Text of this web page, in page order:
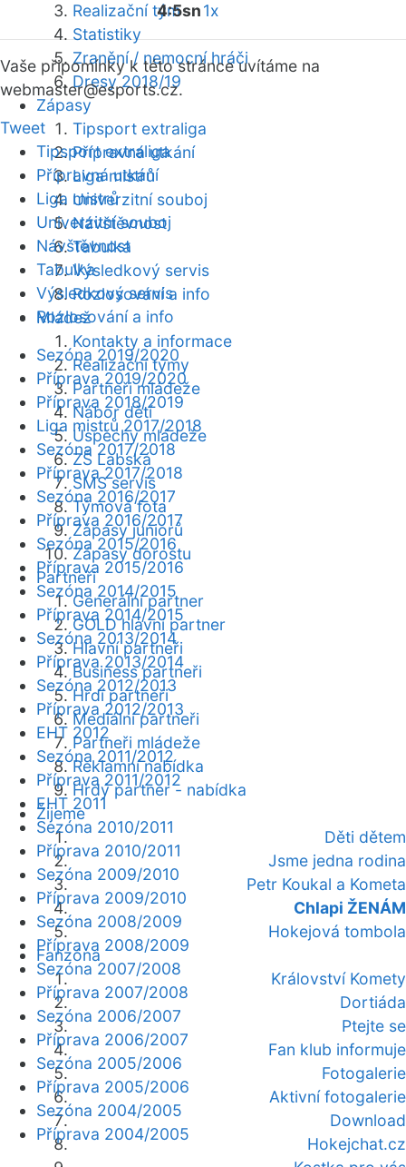
Realizační tým
Statistiky
Zranění / nemocní hráči
Dresy 2018/19
Zápasy
Tipsport extraliga
Přípravná utkání
Liga mistrů
Univerzitní souboj
Návštěvnost
Tabulka
Výsledkový servis
Rozlosování a info
Mládež
Kontakty a informace
Realizační týmy
Partneři mládeže
Nábor dětí
Úspěchy mládeže
ZŠ Labská
SMS servis
Týmová fota
Zápasy juniorů
Zápasy dorostu
Partneři
Generální partner
GOLD hlavní partner
Hlavní partneři
Business partneři
Hrdí partneři
Mediální partneři
Partneři mládeže
Reklamní nabídka
Hrdý partner - nabídka
Žijeme
Děti dětem
Jsme jedna rodina
Petr Koukal a Kometa
Chlapi ŽENÁM
Hokejová tombola
Fanzóna
Království Komety
Dortiáda
Ptejte se
Fan klub informuje
Fotogalerie
Aktivní fotogalerie
Download
Hokejchat.cz
4:5sn1x
Vaše připomínky k této stránce uvítáme na
webmaster@esports.cz.
Tweet
Tipsport extraliga
Přípravná utkání
Liga mistrů
Univerzitní souboj
Návštěvnost
Tabulka
Výsledkový servis
Rozlosování a info
Sezóna 2019/2020
Příprava 2019/2020
Příprava 2018/2019
Liga mistrů 2017/2018
Sezóna 2017/2018
Příprava 2017/2018
Sezóna 2016/2017
Příprava 2016/2017
Sezóna 2015/2016
Příprava 2015/2016
Sezóna 2014/2015
Příprava 2014/2015
Sezóna 2013/2014
Příprava 2013/2014
Sezóna 2012/2013
Příprava 2012/2013
EHT 2012
Sezóna 2011/2012
Příprava 2011/2012
EHT 2011
Sezóna 2010/2011
Příprava 2010/2011
Sezóna 2009/2010
Příprava 2009/2010
Sezóna 2008/2009
Příprava 2008/2009
Sezóna 2007/2008
Příprava 2007/2008
Sezóna 2006/2007
Příprava 2006/2007
Sezóna 2005/2006
Příprava 2005/2006
Sezóna 2004/2005
Příprava 2004/2005